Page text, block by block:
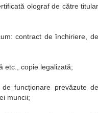
olograf de către titular
contract de închiriere, de
etc., copie legalizată;
funcționare prevăzute de
muncii;